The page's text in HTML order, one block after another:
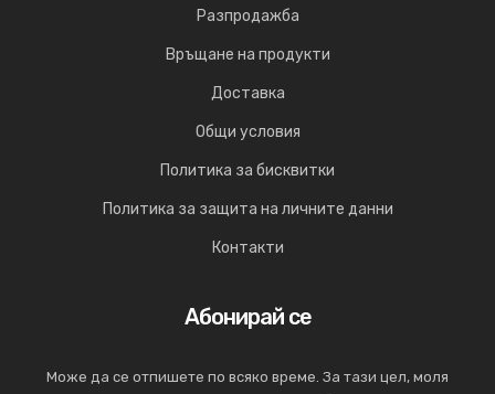
Разпродажба
Връщане на продукти
Доставка
Общи условия
Политика за бисквитки
Политика за защита на личните данни
Контакти
Абонирай се
Може да се отпишете по всяко време. За тази цел, моля